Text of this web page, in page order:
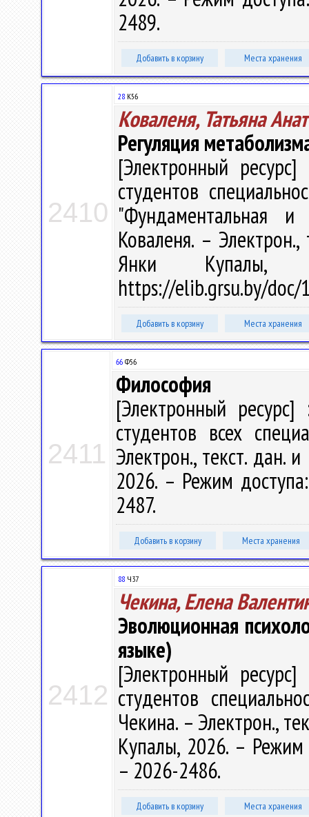
2489.
Добавить в корзину Места хранения
2410
28 К56
Коваленя, Татьяна
Регуляция
[Электронный
студентов
"Фундаментальная
Коваленя. –
Янки
https://elib.grsu.by/
Добавить в корзину Места хранения
2411
66 Ф56
Философия
[Электронный ресурс]
студентов всех
Электрон., текст. дан.
2026. – Режим
2487.
Добавить в корзину Места хранения
2412
88 Ч37
Чекина, Елена
Эволюционная
языке)
[Электронный
студентов
Чекина. – Электрон.,
Купалы, 2026. –
– 2026-2486.
Добавить в корзину Места хранения